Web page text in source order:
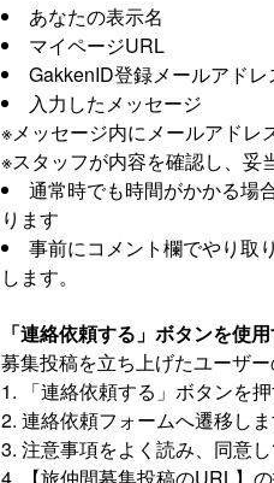
あなたの表示名
マイページURL
GakkenID登録メールアドレ
入力したメッセージ
※メッセージ内にメールアドレ
※スタッフが内容を確認し、妥
通常時でも時間がかかる場
ります
事前にコメント欄でやり取
します。
「連絡依頼する」ボタンを使
募集投稿を立ち上げたユーザ
「連絡依頼する」ボタンを
連絡依頼フォームへ遷移し
注意事項をよく読み、同意
【旅仲間募集投稿のURL】